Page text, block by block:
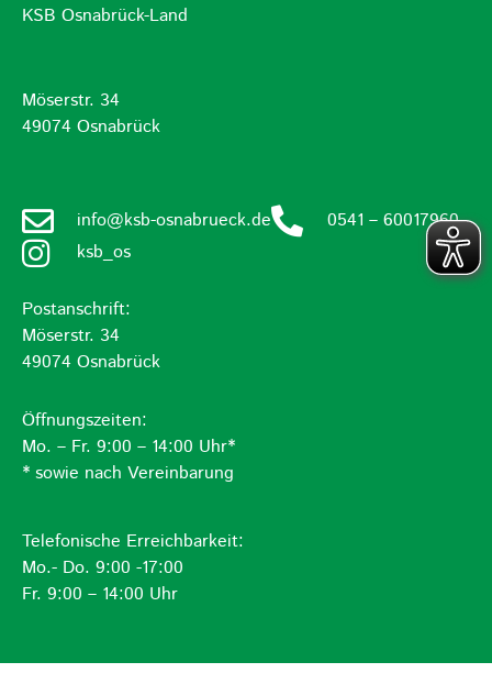
KSB Osnabrück-Land
Möserstr. 34
49074 Osnabrück
info@ksb-osnabrueck.de
0541 – 60017960
ksb_os
Postanschrift:
Möserstr. 34
49074 Osnabrück
Öffnungszeiten:
Mo. – Fr. 9:00 – 14:00 Uhr*
* sowie nach Vereinbarung
Telefonische Erreichbarkeit:
Mo.- Do. 9:00 -17:00
Fr. 9:00 – 14:00 Uhr